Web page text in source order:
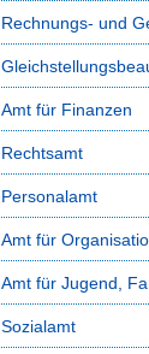
Rechnungs- und
Amt für Finanzen
Rechtsamt
Personalamt
Amt für
Amt für Jugend,
Sozialamt